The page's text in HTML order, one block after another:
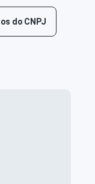
do CNPJ